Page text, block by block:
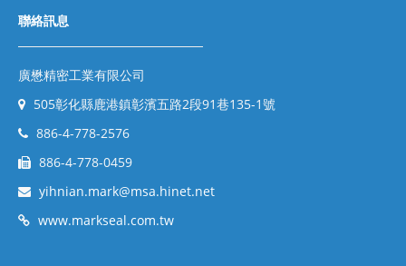
聯絡訊息
廣懋精密工業有限公司
505彰化縣鹿港鎮彰濱五路2段91巷135-1號
886-4-778-2576
886-4-778-0459
yihnian.mark@msa.hinet.net
www.markseal.com.tw